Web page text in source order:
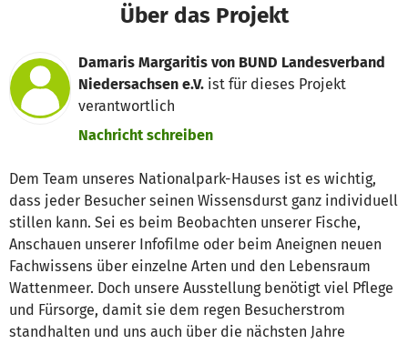
Über das Projekt
Damaris Margaritis von BUND Landesverband
Niedersachsen e.V. ist für dieses Projekt
verantwortlich
Nachricht schreiben
Dem Team unseres Nationalpark-Hauses ist es wichtig,
dass jeder Besucher seinen Wissensdurst ganz individuell
stillen kann. Sei es beim Beobachten unserer Fische,
Anschauen unserer Infofilme oder beim Aneignen neuen
Fachwissens über einzelne Arten und den Lebensraum
Wattenmeer. Doch unsere Ausstellung benötigt viel Pflege
und Fürsorge, damit sie dem regen Besucherstrom
standhalten und uns auch über die nächsten Jahre